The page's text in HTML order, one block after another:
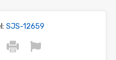
SJS-12659